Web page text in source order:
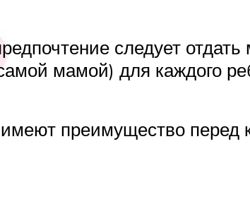
следует
мамой) для каждого
имеют преимущество